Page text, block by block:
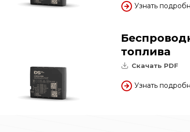
Узнать
топлива
Скачать PDF
Узнать